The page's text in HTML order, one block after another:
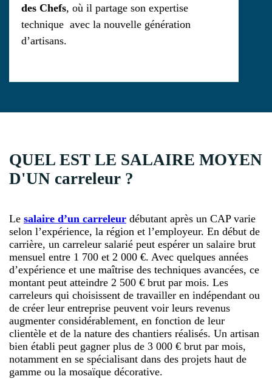
des Chefs, où il partage son expertise
technique avec la nouvelle génération
d’artisans.
QUEL EST LE SALAIRE MOYEN
D'UN carreleur ?
Le salaire d’un carreleur débutant après un CAP varie
selon l’expérience, la région et l’employeur. En début de
carrière, un carreleur salarié peut espérer un salaire brut
mensuel entre 1 700 et 2 000 €. Avec quelques années
d’expérience et une maîtrise des techniques avancées, ce
montant peut atteindre 2 500 € brut par mois. Les
carreleurs qui choisissent de travailler en indépendant ou
de créer leur entreprise peuvent voir leurs revenus
augmenter considérablement, en fonction de leur
clientèle et de la nature des chantiers réalisés. Un artisan
bien établi peut gagner plus de 3 000 € brut par mois,
notamment en se spécialisant dans des projets haut de
gamme ou la mosaïque décorative.